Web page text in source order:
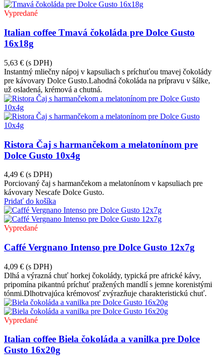
Vypredané
Italian coffee Tmavá čokoláda pre Dolce Gusto
16x18g
5,63 € (s DPH)
Instantný mliečny nápoj v kapsuliach s príchuťou tmavej čokolády
pre kávovary Dolce Gusto.Lahodná čokoláda na prípravu v šálke,
už osladená, krémová a chutná.
Ristora Čaj s harmančekom a melatonínom pre
Dolce Gusto 10x4g
4,49 € (s DPH)
Porciovaný čaj s harmančekom a melatonínom v kapsuliach pre
kávovary Nescafe Dolce Gusto.
Pridať do košíka
Vypredané
Caffé Vergnano Intenso pre Dolce Gusto 12x7g
4,09 € (s DPH)
Dlhá a výrazná chuť horkej čokolády, typická pre africké kávy,
pripomína pikantnú príchuť pražených mandlí s jemne korenistými
tónmi.Dlhotrvajúca krémovosť zvýrazňuje charakteristickú chuť.
Vypredané
Italian coffee Biela čokoláda a vanilka pre Dolce
Gusto 16x20g